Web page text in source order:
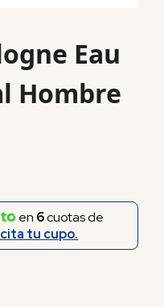
Eau
Hombre
en 6cuotas de
tu cupo.